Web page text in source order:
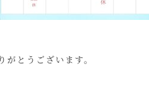
とうございます。